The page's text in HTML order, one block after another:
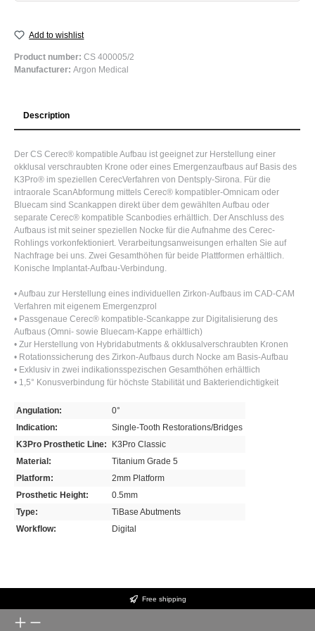
Add to wishlist
Product number: CS 400005/2
Manufacturer: Argon Medical
Description
Der CS Cerec® kompatible Aufbau ist geeignet zur Herstellung einer
okklusal verschraubten Krone oder eines Emergenzaufbaus auf Basis des
K3Pro® im speziellen CerecVerfahren von Dentsply-Sirona. Für die
intraorale ScanAbformung mittels Cerec® kompatibler-Omnicam oder
Bluecam sind Scankappen direkt über dem gewählten Aufbau oder
separate Cerec® kompatible Scanbodies erhältlich. Der Anschluss des
Aufbaus ist mit seiner speziellen Nocke für die Aufnahme des Cerec-
Rohlings vorkonfektioniert. Verarbeitungsanweisungen erhalten Sie auf
Nachfrage bei uns. Zwei Gesamthöhen für beide Plattformen erhältlich.
Konische Implantat-Aufbau-Verbindung.
• Aufbau zur Herstellung eines individuellen Zirkon-Aufbaus im CAD-CAM
Verfahren mit eigenem Emergenzprol
• Passgenaue Cerec® kompatible-Scankappe zur Digitalisierung des
Aufbaus (Omni- sowie Bluecam-Kappe erhältlich)
• Zur Herstellung von Hybridabutments & okklusalverschraubten Kronen
• Rotationssicherung des Zirkon-Aufbaus durch Nocke am Basis-Aufbau
• Exklusiv in zwei indikationsspezischen Gesamthöhen erhältlich
• 1,5° Konusverbindung für höchste Stabilität und Bakteriendichtigkeit
Angulation:
0°
Indication:
Single-Tooth Restorations/Bridges
K3Pro Prosthetic Line:
K3Pro Classic
Material:
Titanium Grade 5
Platform:
2mm Platform
Prosthetic Height:
0.5mm
Type:
TiBase Abutments
Workflow:
Digital
Free shipping